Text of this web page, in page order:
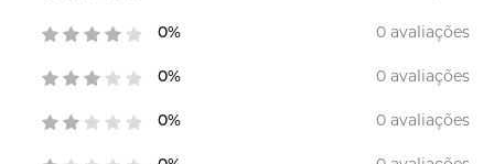
0% 0 avaliações
0% 0 avaliações
0% 0 avaliações